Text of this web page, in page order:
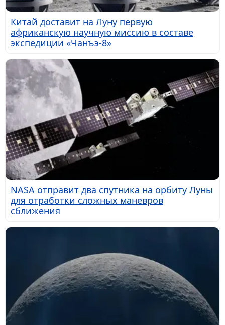
Китай доставит на Луну первую
африканскую научную миссию в составе
экспедиции «Чанъэ-8»
NASA отправит два спутника на орбиту Луны
для отработки сложных маневров
сближения